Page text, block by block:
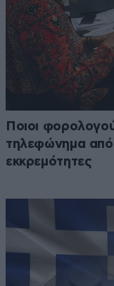
Ποιοι
τηλεφώνημα
εκκρεμότητες